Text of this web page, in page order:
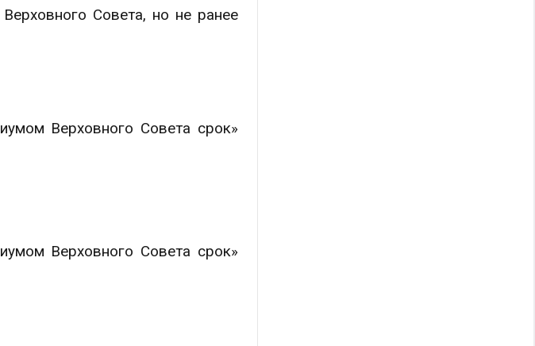
Совета, но не ранее
Верховного Совета срок»
Верховного Совета срок»